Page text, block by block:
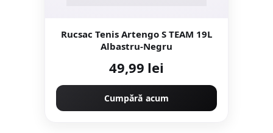
Rucsac Tenis Artengo S TEAM 19L
Albastru-Negru
49,99 lei
Cumpără acum